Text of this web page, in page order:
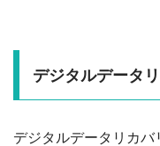
デジタルデータ
デジタルデータリカバ